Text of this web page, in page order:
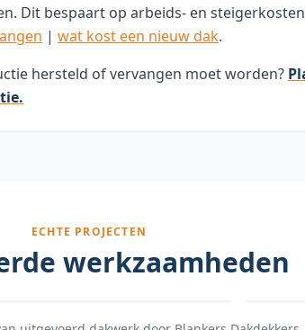
Dit bespaart op arbeids- en
| wat kost een nieuw dak.
hersteld of vervangen moet worden?
ECHTE PROJECTEN
werkzaamheden